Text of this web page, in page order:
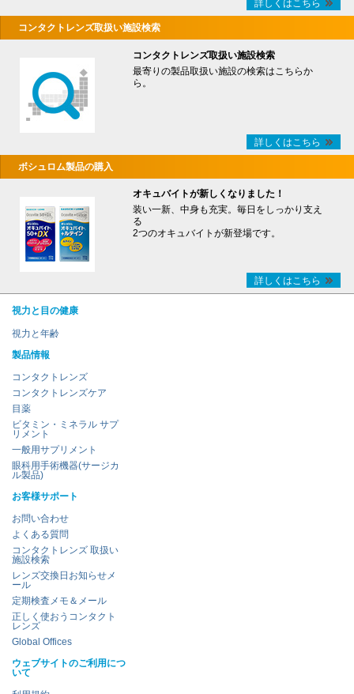
詳しくはこちら
コンタクトレンズ取扱い施設検索
コンタクトレンズ取扱い施設検索
最寄りの製品取扱い施設の検索はこちらか
ら。
詳しくはこちら
ボシュロム製品の購入
オキュバイトが新しくなりました！
装い一新、中身も充実。毎日をしっかり支え
る
2つのオキュバイトが新登場です。
詳しくはこちら
視力と目の健康
視力と年齢
製品情報
コンタクトレンズ
コンタクトレンズケア
目薬
ビタミン・ミネラル サプ
リメント
一般用サプリメント
眼科用手術機器(サージカ
ル製品)
お客様サポート
お問い合わせ
よくある質問
コンタクトレンズ 取扱い
施設検索
レンズ交換日お知らせメ
ール
定期検査メモ＆メール
正しく使おうコンタクト
レンズ
Global Offices
ウェブサイトのご利用につ
いて